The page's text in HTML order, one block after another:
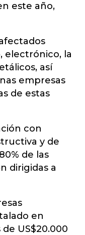
este año,
electrónico, la
así
empresas
de estas
con
y de
de las
dirigidas a
en
US$20.000